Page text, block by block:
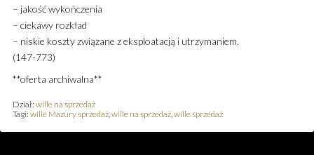
– jakość wykończenia
– ciekawy rozkład
– niskie koszty związane z eksploatacją i utrzymaniem.
(147-773)
**oferta archiwalna**
Dział: wille na sprzedaż
Tagi: wille Mazury sprzedaż,wille na sprzedaż,wille sprzedaż